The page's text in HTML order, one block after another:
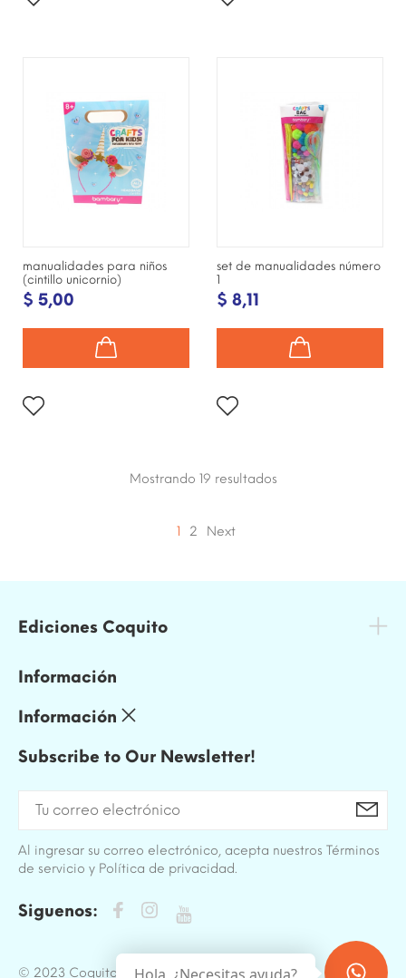
manualidades para niños
(cintillo unicornio)
$ 5,00
set de manualidades número
1
$ 8,11
Mostrando 19 resultados
1 2 Next
Ediciones Coquito
Información
Información
Subscribe to Our Newsletter!
Al ingresar su correo electrónico, acepta nuestros Términos
de servicio y Política de privacidad.
Siguenos:
© 2023 Coquito. All Rights Reserved.